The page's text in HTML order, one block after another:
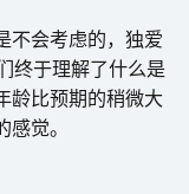
不会考虑的，独爱
终于理解了什么是
龄比预期的稍微大
觉。